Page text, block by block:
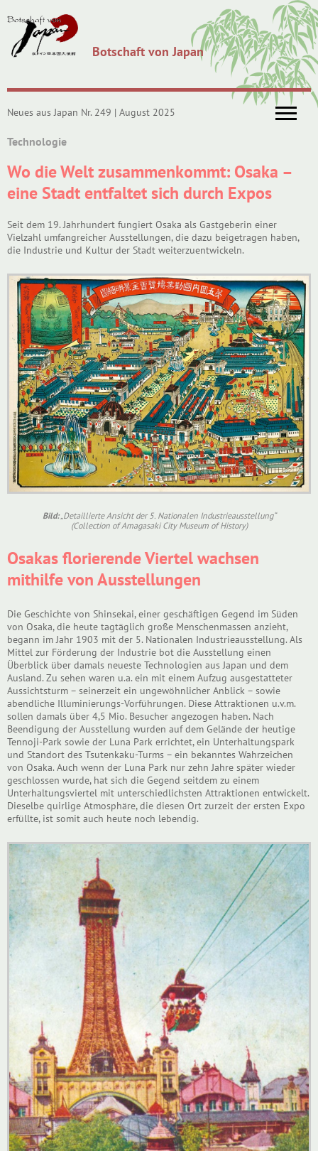
Botschaft von Japan
Neues aus Japan Nr. 249 | August 2025
Technologie
Wo die Welt zusammenkommt: Osaka –
eine Stadt entfaltet sich durch Expos
Seit dem 19. Jahrhundert fungiert Osaka als Gastgeberin einer
Vielzahl umfangreicher Ausstellungen, die dazu beigetragen haben,
die Industrie und Kultur der Stadt weiterzuentwickeln.
Bild:„Detaillierte Ansicht der 5. Nationalen Industrieausstellung“
(Collection of Amagasaki City Museum of History)
Osakas florierende Viertel wachsen
mithilfe von Ausstellungen
Die Geschichte von Shinsekai, einer geschäftigen Gegend im Süden
von Osaka, die heute tagtäglich große Menschenmassen anzieht,
begann im Jahr 1903 mit der 5. Nationalen Industrieausstellung. Als
Mittel zur Förderung der Industrie bot die Ausstellung einen
Überblick über damals neueste Technologien aus Japan und dem
Ausland. Zu sehen waren u.a. ein mit einem Aufzug ausgestatteter
Aussichtsturm – seinerzeit ein ungewöhnlicher Anblick – sowie
abendliche Illuminierungs-Vorführungen. Diese Attraktionen u.v.m.
sollen damals über 4,5 Mio. Besucher angezogen haben. Nach
Beendigung der Ausstellung wurden auf dem Gelände der heutige
Tennoji-Park sowie der Luna Park errichtet, ein Unterhaltungspark
und Standort des Tsutenkaku-Turms – ein bekanntes Wahrzeichen
von Osaka. Auch wenn der Luna Park nur zehn Jahre später wieder
geschlossen wurde, hat sich die Gegend seitdem zu einem
Unterhaltungsviertel mit unterschiedlichsten Attraktionen entwickelt.
Dieselbe quirlige Atmosphäre, die diesen Ort zurzeit der ersten Expo
erfüllte, ist somit auch heute noch lebendig.